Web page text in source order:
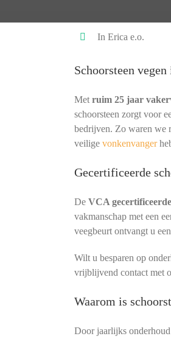
In Erica e.o.
Schoorsteen
Met ruim 25 jaar
schoorsteen zorgt voor
bedrijven. Zo waren we
veilige vonkenvanger
Gecertificeerde
De VCA gecertificeerde
vakmanschap met een
veegbeurt ontvangt u een
Wilt u besparen op
vrijblijvend contact met
Waarom is
Door jaarlijks